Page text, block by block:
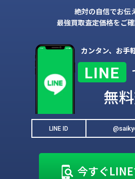
絶対の自信でお伝
最強買取査定価格をご
カンタン、お手
LINE
無
LINE ID
今すぐ